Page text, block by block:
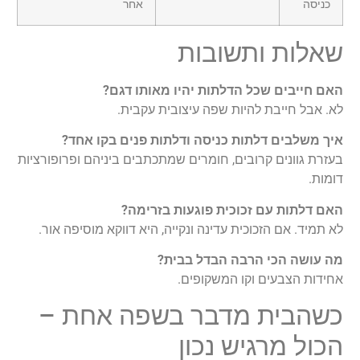
כניסה אחר
שאלות ותשובות
האם חייבים שכל הדלתות יהיו מאותו דגם?
לא. אבל חייבת להיות שפה עיצובית עקבית.
איך משלבים דלתות כניסה ודלתות פנים בקו אחד?
בעזרת גוונים קרובים, חומרים שמתכתבים ביניהם ופרופורציות
דומות.
האם דלתות עם זכוכית פוגעות בזרימה?
לא תמיד. אם הזכוכית עדינה ונקייה, היא דווקא מוסיפה אור.
מה עושה הכי הרבה הבדל בבית?
אחידות הצבעים וקו המשקופים.
כשהבית מדבר בשפה אחת –
הכול מרגיש נכון